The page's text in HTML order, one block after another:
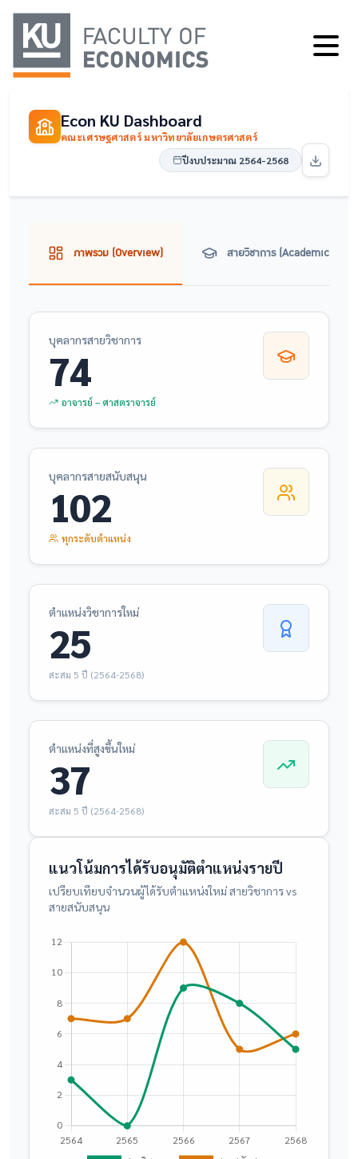
Econ KU Dashboard
คณะเศรษฐศาสตร์ มหาวิทยาลัยเกษตรศาสตร์
ปีงบประมาณ 2564-2568
ภาพรวม (Overview) สายวิชาการ (Academic)
บุคลากรสายวิชาการ
74
อาจารย์ – ศาสตราจารย์
บุคลากรสายสนับสนุน
102
ทุกระดับตำแหน่ง
ตำแหน่งวิชาการใหม่
25
สะสม 5 ปี (2564-2568)
ตำแหน่งที่สูงขึ้นใหม่
37
สะสม 5 ปี (2564-2568)
แนวโน้มการได้รับอนุมัติตำแหน่งรายปี
เปรียบเทียบจำนวนผู้ได้รับตำแหน่งใหม่ สายวิชาการ vs
สายสนับสนุน